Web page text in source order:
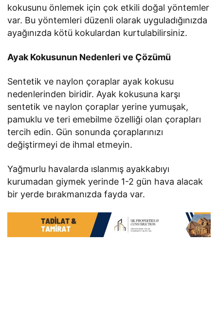
kokusunu önlemek için çok etkili doğal yöntemler
var. Bu yöntemleri düzenli olarak uyguladığınızda
ayağınızda kötü kokulardan kurtulabilirsiniz.
Ayak Kokusunun Nedenleri ve Çözümü
Sentetik ve naylon çoraplar ayak kokusu
nedenlerinden biridir. Ayak kokusuna karşı
sentetik ve naylon çoraplar yerine yumuşak,
pamuklu ve teri emebilme özelliği olan çorapları
tercih edin. Gün sonunda çoraplarınızı
değiştirmeyi de ihmal etmeyin.
Yağmurlu havalarda ıslanmış ayakkabıyı
kurumadan giymek yerinde 1-2 gün hava alacak
bir yerde bırakmanızda fayda var.